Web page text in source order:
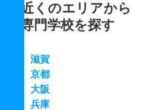
近くのエリアから
専門学校を探す
滋賀
京都
大阪
兵庫